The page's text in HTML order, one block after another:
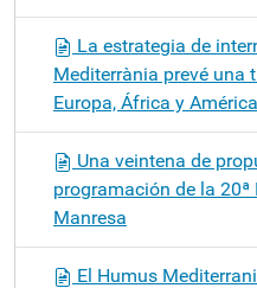
La estrategia de
Mediterrània prevé una
Europa, África y América
Una veintena de
programación de la
Manresa
El Humus